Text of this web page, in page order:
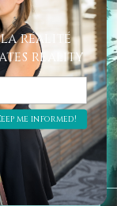
la réalité
reality
me informed!